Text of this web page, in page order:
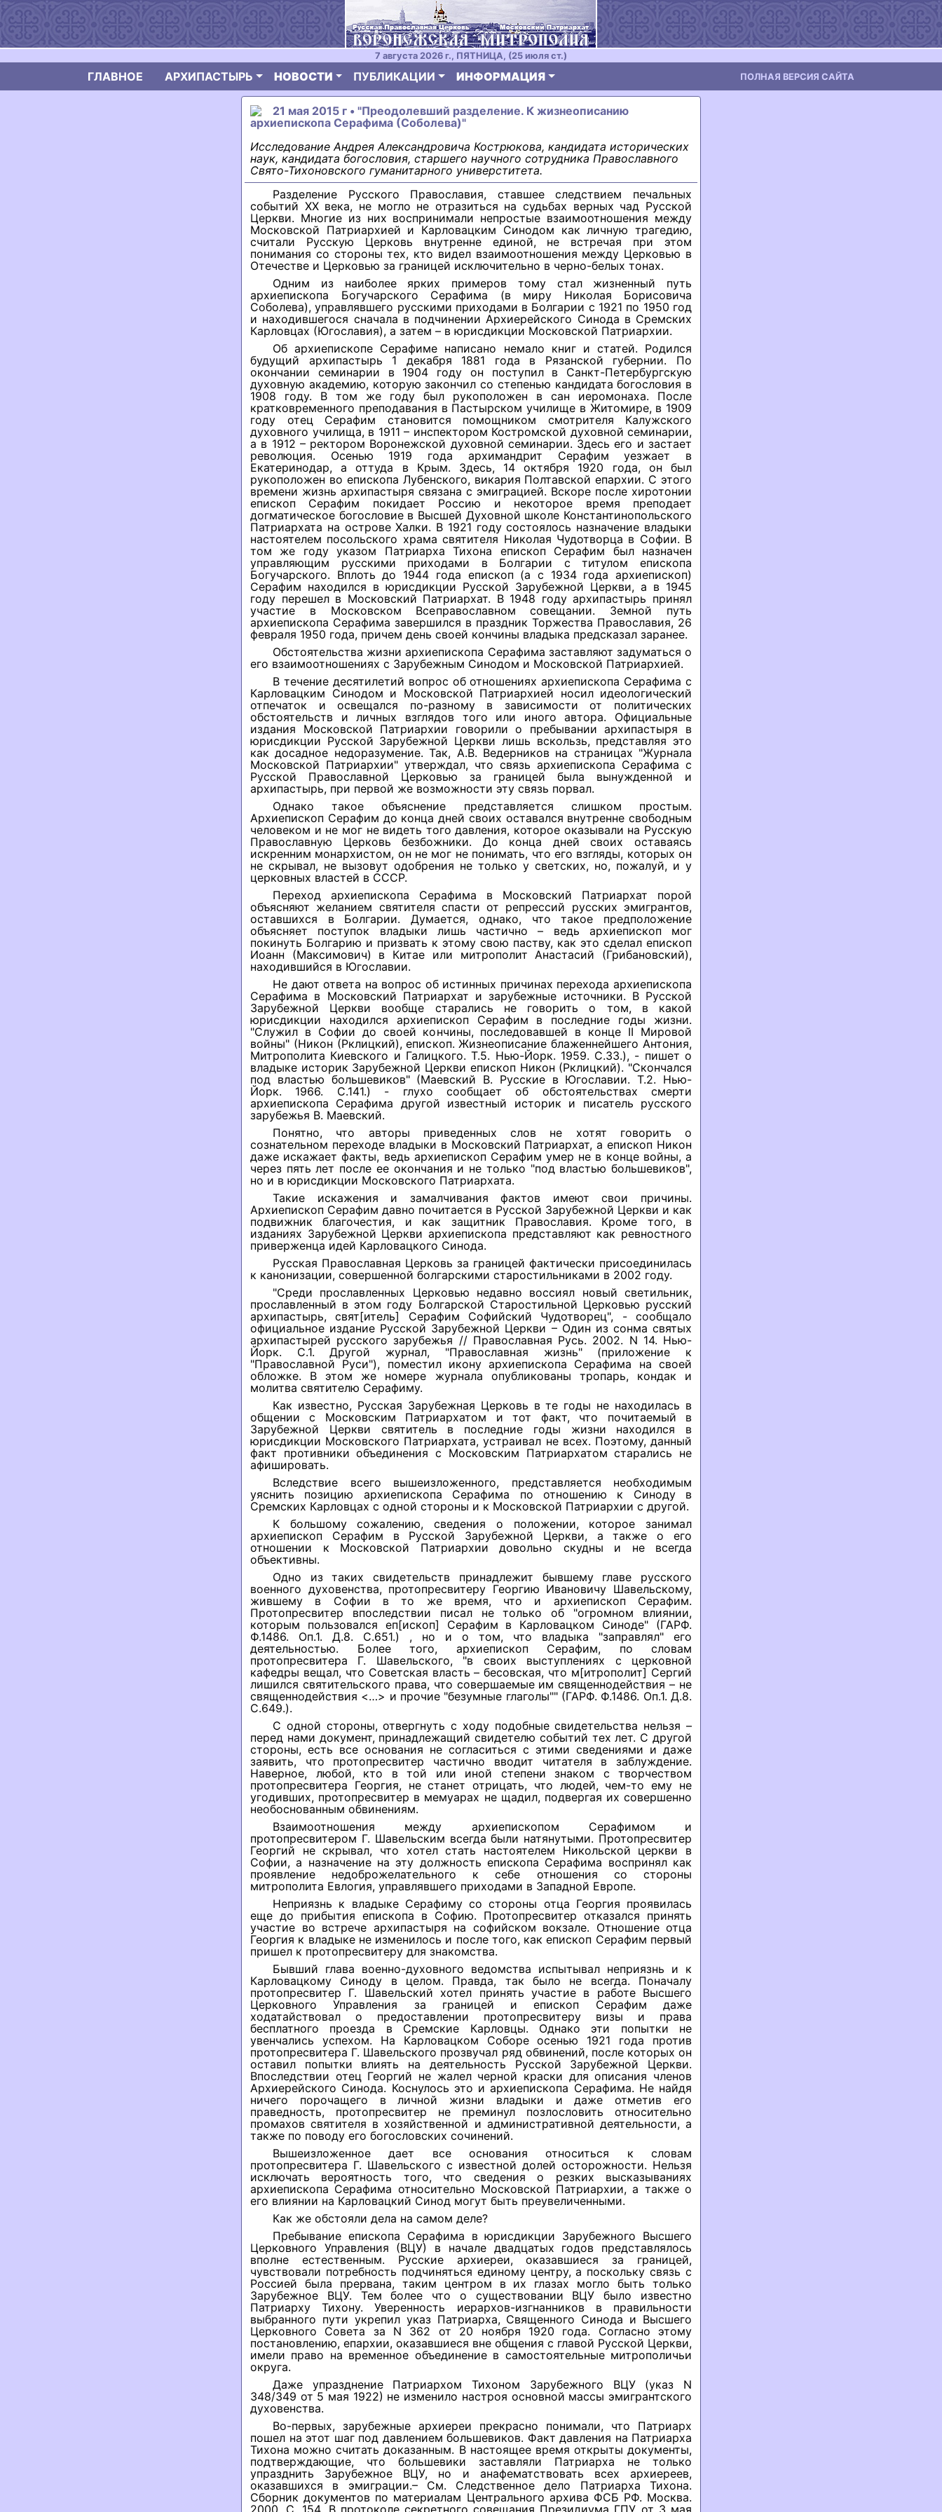
7 августа 2026 г., ПЯТНИЦА, (25 июля ст.)
ГЛАВНОЕ АРХИПАСТЫРЬ НОВОСТИ ПУБЛИКАЦИИ ИНФОРМАЦИЯ ПОЛНАЯ ВЕРСИЯ САЙТА
21 мая 2015 г • "Преодолевший разделение. К жизнеописанию
архиепископа Серафима (Соболева)"
Исследование Андрея Александровича Кострюкова, кандидата исторических
наук, кандидата богословия, старшего научного сотрудника Православного
Свято-Тихоновского гуманитарного универститета.
Разделение Русского Православия, ставшее следствием печальных
событий ХХ века, не могло не отразиться на судьбах верных чад Русской
Церкви. Многие из них воспринимали непростые взаимоотношения между
Московской Патриархией и Карловацким Синодом как личную трагедию,
считали Русскую Церковь внутренне единой, не встречая при этом
понимания со стороны тех, кто видел взаимоотношения между Церковью в
Отечестве и Церковью за границей исключительно в черно-белых тонах.
Одним из наиболее ярких примеров тому стал жизненный путь
архиепископа Богучарского Серафима (в миру Николая Борисовича
Соболева), управлявшего русскими приходами в Болгарии с 1921 по 1950 год
и находившегося сначала в подчинении Архиерейского Синода в Сремских
Карловцах (Югославия), а затем – в юрисдикции Московской Патриархии.
Об архиепископе Серафиме написано немало книг и статей. Родился
будущий архипастырь 1 декабря 1881 года в Рязанской губернии. По
окончании семинарии в 1904 году он поступил в Санкт-Петербургскую
духовную академию, которую закончил со степенью кандидата богословия в
1908 году. В том же году был рукоположен в сан иеромонаха. После
кратковременного преподавания в Пастырском училище в Житомире, в 1909
году отец Серафим становится помощником смотрителя Калужского
духовного училища, в 1911 – инспектором Костромской духовной семинарии,
а в 1912 – ректором Воронежской духовной семинарии. Здесь его и застает
революция. Осенью 1919 года архимандрит Серафим уезжает в
Екатеринодар, а оттуда в Крым. Здесь, 14 октября 1920 года, он был
рукоположен во епископа Лубенского, викария Полтавской епархии. С этого
времени жизнь архипастыря связана с эмиграцией. Вскоре после хиротонии
епископ Серафим покидает Россию и некоторое время преподает
догматическое богословие в Высшей Духовной школе Константинопольского
Патриархата на острове Халки. В 1921 году состоялось назначение владыки
настоятелем посольского храма святителя Николая Чудотворца в Софии. В
том же году указом Патриарха Тихона епископ Серафим был назначен
управляющим русскими приходами в Болгарии с титулом епископа
Богучарского. Вплоть до 1944 года епископ (а с 1934 года архиепископ)
Серафим находился в юрисдикции Русской Зарубежной Церкви, а в 1945
году перешел в Московский Патриархат. В 1948 году архипастырь принял
участие в Московском Всеправославном совещании. Земной путь
архиепископа Серафима завершился в праздник Торжества Православия, 26
февраля 1950 года, причем день своей кончины владыка предсказал заранее.
Обстоятельства жизни архиепископа Серафима заставляют задуматься о
его взаимоотношениях с Зарубежным Синодом и Московской Патриархией.
В течение десятилетий вопрос об отношениях архиепископа Серафима с
Карловацким Синодом и Московской Патриархией носил идеологический
отпечаток и освещался по-разному в зависимости от политических
обстоятельств и личных взглядов того или иного автора. Официальные
издания Московской Патриархии говорили о пребывании архипастыря в
юрисдикции Русской Зарубежной Церкви лишь вскользь, представляя это
как досадное недоразумение. Так, А.В. Ведерников на страницах "Журнала
Московской Патриархии" утверждал, что связь архиепископа Серафима с
Русской Православной Церковью за границей была вынужденной и
архипастырь, при первой же возможности эту связь порвал.
Однако такое объяснение представляется слишком простым.
Архиепископ Серафим до конца дней своих оставался внутренне свободным
человеком и не мог не видеть того давления, которое оказывали на Русскую
Православную Церковь безбожники. До конца дней своих оставаясь
искренним монархистом, он не мог не понимать, что его взгляды, которых он
не скрывал, не вызовут одобрения не только у светских, но, пожалуй, и у
церковных властей в СССР.
Переход архиепископа Серафима в Московский Патриархат порой
объясняют желанием святителя спасти от репрессий русских эмигрантов,
оставшихся в Болгарии. Думается, однако, что такое предположение
объясняет поступок владыки лишь частично – ведь архиепископ мог
покинуть Болгарию и призвать к этому свою паству, как это сделал епископ
Иоанн (Максимович) в Китае или митрополит Анастасий (Грибановский),
находившийся в Югославии.
Не дают ответа на вопрос об истинных причинах перехода архиепископа
Серафима в Московский Патриархат и зарубежные источники. В Русской
Зарубежной Церкви вообще старались не говорить о том, в какой
юрисдикции находился архиепископ Серафим в последние годы жизни.
"Служил в Софии до своей кончины, последовавшей в конце II Мировой
войны" (Никон (Рклицкий), епископ. Жизнеописание блаженнейшего Антония,
Митрополита Киевского и Галицкого. Т.5. Нью-Йорк. 1959. С.33.), - пишет о
владыке историк Зарубежной Церкви епископ Никон (Рклицкий). "Скончался
под властью большевиков" (Маевский В. Русские в Югославии. Т.2. Нью-
Йорк. 1966. C.141.) - глухо сообщает об обстоятельствах смерти
архиепископа Серафима другой известный историк и писатель русского
зарубежья В. Маевский.
Понятно, что авторы приведенных слов не хотят говорить о
сознательном переходе владыки в Московский Патриархат, а епископ Никон
даже искажает факты, ведь архиепископ Серафим умер не в конце войны, а
через пять лет после ее окончания и не только "под властью большевиков",
но и в юрисдикции Московского Патриархата.
Такие искажения и замалчивания фактов имеют свои причины.
Архиепископ Серафим давно почитается в Русской Зарубежной Церкви и как
подвижник благочестия, и как защитник Православия. Кроме того, в
изданиях Зарубежной Церкви архиепископа представляют как ревностного
приверженца идей Карловацкого Синода.
Русская Православная Церковь за границей фактически присоединилась
к канонизации, совершенной болгарскими старостильниками в 2002 году.
"Среди прославленных Церковью недавно воссиял новый светильник,
прославленный в этом году Болгарской Старостильной Церковью русский
архипастырь, свят[итель] Серафим Софийский Чудотворец", - сообщало
официальное издание Русской Зарубежной Церкви – Один из сонма святых
архипастырей русского зарубежья // Православная Русь. 2002. N 14. Нью-
Йорк. C.1. Другой журнал, "Православная жизнь" (приложение к
"Православной Руси"), поместил икону архиепископа Серафима на своей
обложке. В этом же номере журнала опубликованы тропарь, кондак и
молитва святителю Серафиму.
Как известно, Русская Зарубежная Церковь в те годы не находилась в
общении с Московским Патриархатом и тот факт, что почитаемый в
Зарубежной Церкви святитель в последние годы жизни находился в
юрисдикции Московского Патриархата, устраивал не всех. Поэтому, данный
факт противники объединения с Московским Патриархатом старались не
афишировать.
Вследствие всего вышеизложенного, представляется необходимым
уяснить позицию архиепископа Серафима по отношению к Синоду в
Сремских Карловцах с одной стороны и к Московской Патриархии с другой.
К большому сожалению, сведения о положении, которое занимал
архиепископ Серафим в Русской Зарубежной Церкви, а также о его
отношении к Московской Патриархии довольно скудны и не всегда
объективны.
Одно из таких свидетельств принадлежит бывшему главе русского
военного духовенства, протопресвитеру Георгию Ивановичу Шавельскому,
жившему в Софии в то же время, что и архиепископ Серафим.
Протопресвитер впоследствии писал не только об "огромном влиянии,
которым пользовался еп[ископ] Серафим в Карловацком Синоде" (ГАРФ.
Ф.1486. Оп.1. Д.8. С.651.) , но и о том, что владыка "заправлял" его
деятельностью. Более того, архиепископ Серафим, по словам
протопресвитера Г. Шавельского, "в своих выступлениях с церковной
кафедры вещал, что Советская власть – бесовская, что м[итрополит] Сергий
лишился святительского права, что совершаемые им священнодействия – не
священнодействия <…> и прочие "безумные глаголы"" (ГАРФ. Ф.1486. Оп.1. Д.8.
С.649.).
С одной стороны, отвергнуть с ходу подобные свидетельства нельзя –
перед нами документ, принадлежащий свидетелю событий тех лет. С другой
стороны, есть все основания не согласиться с этими сведениями и даже
заявить, что протопресвитер частично вводит читателя в заблуждение.
Наверное, любой, кто в той или иной степени знаком с творчеством
протопресвитера Георгия, не станет отрицать, что людей, чем-то ему не
угодивших, протопресвитер в мемуарах не щадил, подвергая их совершенно
необоснованным обвинениям.
Взаимоотношения между архиепископом Серафимом и
протопресвитером Г. Шавельским всегда были натянутыми. Протопресвитер
Георгий не скрывал, что хотел стать настоятелем Никольской церкви в
Софии, а назначение на эту должность епископа Серафима воспринял как
проявление недоброжелательного к себе отношения со стороны
митрополита Евлогия, управлявшего приходами в Западной Европе.
Неприязнь к владыке Серафиму со стороны отца Георгия проявилась
еще до прибытия епископа в Софию. Протопресвитер отказался принять
участие во встрече архипастыря на софийском вокзале. Отношение отца
Георгия к владыке не изменилось и после того, как епископ Серафим первый
пришел к протопресвитеру для знакомства.
Бывший глава военно-духовного ведомства испытывал неприязнь и к
Карловацкому Синоду в целом. Правда, так было не всегда. Поначалу
протопресвитер Г. Шавельский хотел принять участие в работе Высшего
Церковного Управления за границей и епископ Серафим даже
ходатайствовал о предоставлении протопресвитеру визы и права
бесплатного проезда в Сремские Карловцы. Однако эти попытки не
увенчались успехом. На Карловацком Соборе осенью 1921 года против
протопресвитера Г. Шавельского прозвучал ряд обвинений, после которых он
оставил попытки влиять на деятельность Русской Зарубежной Церкви.
Впоследствии отец Георгий не жалел черной краски для описания членов
Архиерейского Синода. Коснулось это и архиепископа Серафима. Не найдя
ничего порочащего в личной жизни владыки и даже отметив его
праведность, протопресвитер не преминул позлословить относительно
промахов святителя в хозяйственной и административной деятельности, а
также по поводу его богословских сочинений.
Вышеизложенное дает все основания относиться к словам
протопресвитера Г. Шавельского с известной долей осторожности. Нельзя
исключать вероятность того, что сведения о резких высказываниях
архиепископа Серафима относительно Московской Патриархии, а также о
его влиянии на Карловацкий Синод могут быть преувеличенными.
Как же обстояли дела на самом деле?
Пребывание епископа Серафима в юрисдикции Зарубежного Высшего
Церковного Управления (ВЦУ) в начале двадцатых годов представлялось
вполне естественным. Русские архиереи, оказавшиеся за границей,
чувствовали потребность подчиняться единому центру, а поскольку связь с
Россией была прервана, таким центром в их глазах могло быть только
Зарубежное ВЦУ. Тем более что о существовании ВЦУ было известно
Патриарху Тихону. Уверенность иерархов-изгнанников в правильности
выбранного пути укрепил указ Патриарха, Священного Синода и Высшего
Церковного Совета за N 362 от 20 ноября 1920 года. Согласно этому
постановлению, епархии, оказавшиеся вне общения с главой Русской Церкви,
имели право на временное объединение в самостоятельные митрополичьи
округа.
Даже упразднение Патриархом Тихоном Зарубежного ВЦУ (указ N
348/349 от 5 мая 1922) не изменило настроя основной массы эмигрантского
духовенства.
Во-первых, зарубежные архиереи прекрасно понимали, что Патриарх
пошел на этот шаг под давлением большевиков. Факт давления на Патриарха
Тихона можно считать доказанным. В настоящее время открыты документы,
подтверждающие, что большевики заставляли Патриарха не только
упразднить Зарубежное ВЦУ, но и анафематствовать всех архиереев,
оказавшихся в эмиграции.– См. Следственное дело Патриарха Тихона.
Сборник документов по материалам Центрального архива ФСБ РФ. Москва.
2000. С. 154. В протоколе секретного совещания Президиума ГПУ от 3 мая